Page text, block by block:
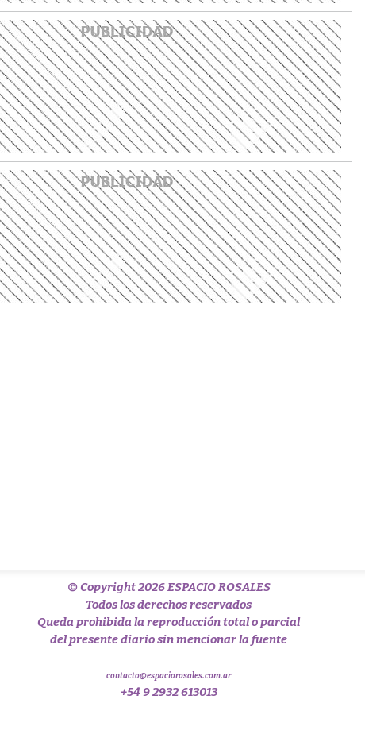
© Copyright 2026 ESPACIO ROSALES
Todos los derechos reservados
Queda prohibida la reproducción total o parcial
del presente diario sin mencionar la fuente
contacto@espaciorosales.com.ar
+54 9 2932 613013